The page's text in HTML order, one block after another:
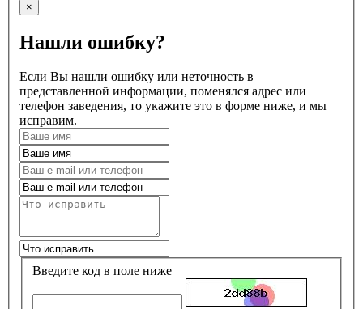
×
Нашли ошибку?
Если Вы нашли ошибку или неточность в
представленной информации, поменялся адрес или
телефон заведения, то укажите это в форме ниже, и мы
исправим.
Введите код в поле ниже